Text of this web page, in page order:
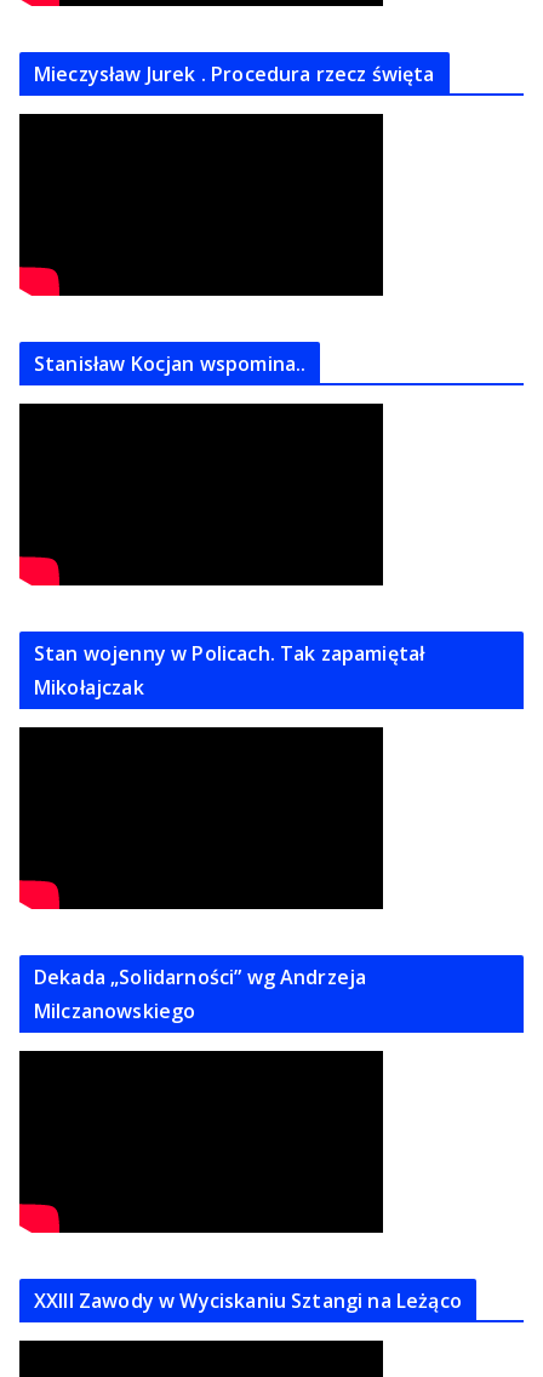
Mieczysław Jurek . Procedura rzecz święta
Stanisław Kocjan wspomina..
Stan wojenny w Policach. Tak zapamiętał
Mikołajczak
Dekada „Solidarności” wg Andrzeja
Milczanowskiego
XXIII Zawody w Wyciskaniu Sztangi na Leżąco